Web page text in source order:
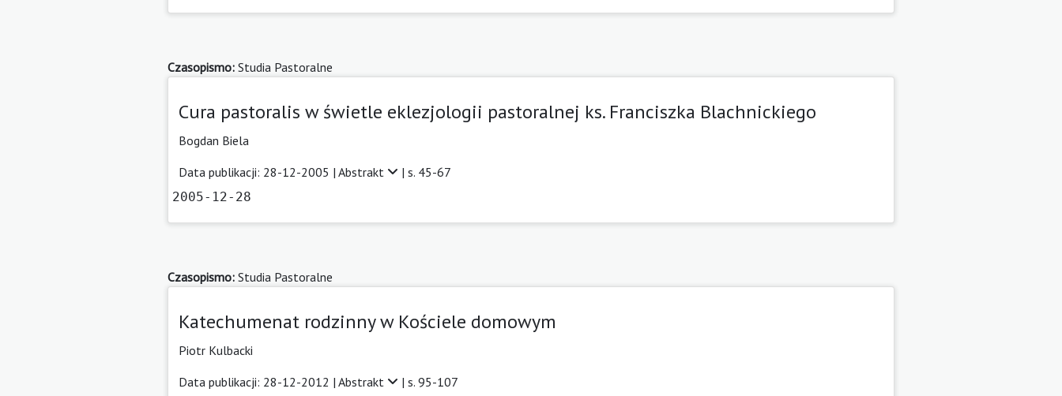
Czasopismo: Studia Pastoralne
Cura pastoralis w świetle eklezjologii pastoralnej ks. Franciszka Blachnickiego
Bogdan Biela
Data publikacji: 28-12-2005 | Abstrakt | s. 45-67
2005-12-28
Czasopismo: Studia Pastoralne
Katechumenat rodzinny w Kościele domowym
Piotr Kulbacki
Data publikacji: 28-12-2012 | Abstrakt | s. 95-107